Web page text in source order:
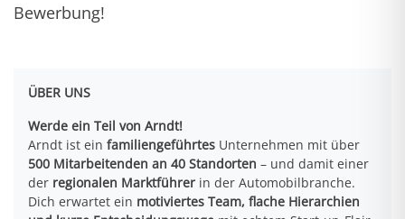
Bewerbung!
ÜBER UNS
Werde ein Teil von Arndt!
Arndt ist ein familiengeführtes Unternehmen mit über
500 Mitarbeitenden an 40 Standorten – und damit einer
der regionalen Marktführer in der Automobilbranche.
Dich erwartet ein motiviertes Team, flache Hierarchien